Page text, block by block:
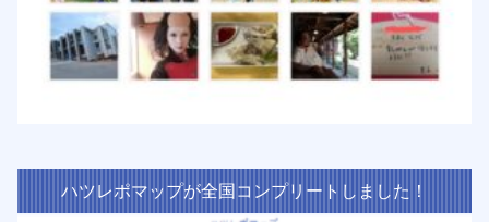
ハツレポマップが全国コンプリートしました！